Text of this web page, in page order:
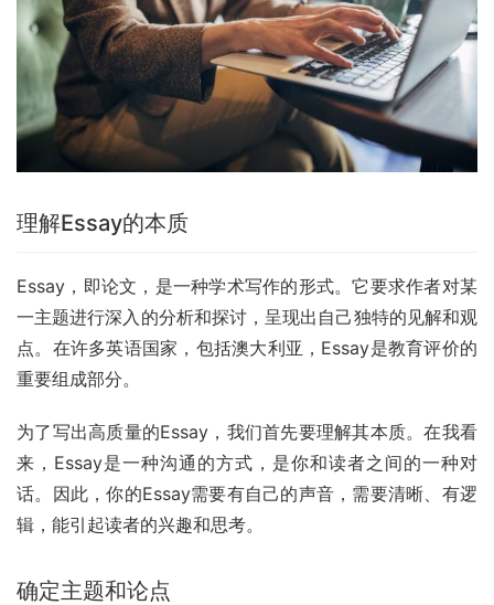
理解Essay的本质
Essay，即论文，是一种学术写作的形式。它要求作者对某
一主题进行深入的分析和探讨，呈现出自己独特的见解和观
点。在许多英语国家，包括澳大利亚，Essay是教育评价的
重要组成部分。
为了写出高质量的Essay，我们首先要理解其本质。在我看
来，Essay是一种沟通的方式，是你和读者之间的一种对
话。因此，你的Essay需要有自己的声音，需要清晰、有逻
辑，能引起读者的兴趣和思考。
确定主题和论点